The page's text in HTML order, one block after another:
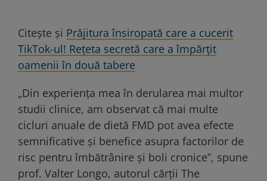
Citește și Prăjitura însiropată care a cucerit
TikTok-ul! Rețeta secretă care a împărțit
oamenii în două tabere
„Din experiența mea în derularea mai multor
studii clinice, am observat că mai multe
cicluri anuale de dietă FMD pot avea efecte
semnificative și benefice asupra factorilor de
risc pentru îmbătrânire și boli cronice”, spune
prof. Valter Longo, autorul cărții The